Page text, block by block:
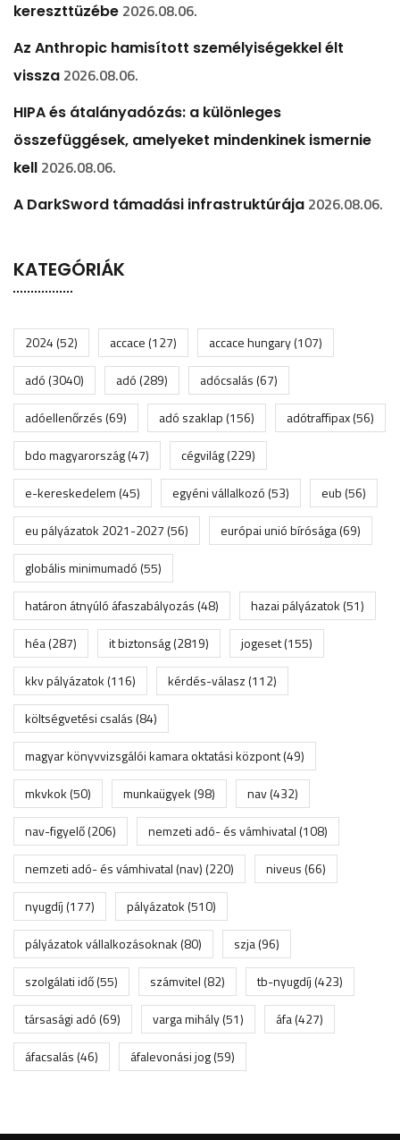
kereszttüzébe 2026.08.06.
Az Anthropic hamisított személyiségekkel élt
vissza 2026.08.06.
HIPA és átalányadózás: a különleges
összefüggések, amelyeket mindenkinek ismernie
kell 2026.08.06.
A DarkSword támadási infrastruktúrája 2026.08.06.
KATEGÓRIÁK
2024(52) accace(127) accace hungary(107)
adó(3040) adó(289) adócsalás(67)
adóellenőrzés(69) adó szaklap(156) adótraffipax(56)
bdo magyarország(47) cégvilág(229)
e-kereskedelem(45) egyéni vállalkozó(53) eub(56)
eu pályázatok 2021-2027(56) európai unió bírósága(69)
globális minimumadó(55)
határon átnyúló áfaszabályozás(48) hazai pályázatok(51)
héa(287) it biztonság(2819) jogeset(155)
kkv pályázatok(116) kérdés-válasz(112)
költségvetési csalás(84)
magyar könyvvizsgálói kamara oktatási központ(49)
mkvkok(50) munkaügyek(98) nav(432)
nav-figyelő(206) nemzeti adó- és vámhivatal(108)
nemzeti adó- és vámhivatal (nav)(220) niveus(66)
nyugdíj(177) pályázatok(510)
pályázatok vállalkozásoknak(80) szja(96)
szolgálati idő(55) számvitel(82) tb-nyugdíj(423)
társasági adó(69) varga mihály(51) áfa(427)
áfacsalás(46) áfalevonási jog(59)